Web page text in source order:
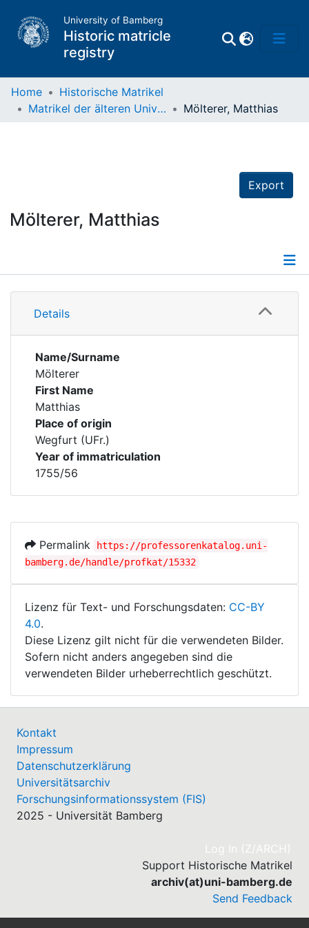
University of Bamberg
Historic matricle
registry
Home
Historische Matrikel
Matrikel der älteren Universität
Mölterer, Matthias
Export
Mölterer, Matthias
Details
Details
Name/Surname
Mölterer
First Name
Matthias
Place of origin
Wegfurt (UFr.)
Year of immatriculation
1755/56
Permalink
https://professorenkatalog.uni-
bamberg.de/handle/profkat/15332
Lizenz für Text- und Forschungsdaten: CC-BY
4.0.
Diese Lizenz gilt nicht für die verwendeten Bilder.
Sofern nicht anders angegeben sind die
verwendeten Bilder urheberrechtlich geschützt.
Kontakt
Impressum
Datenschutzerklärung
Universitätsarchiv
Forschungsinformationssystem (FIS)
2025 - Universität Bamberg
Log In (Z/ARCH)
Support Historische Matrikel
archiv(at)uni-bamberg.de
Send Feedback